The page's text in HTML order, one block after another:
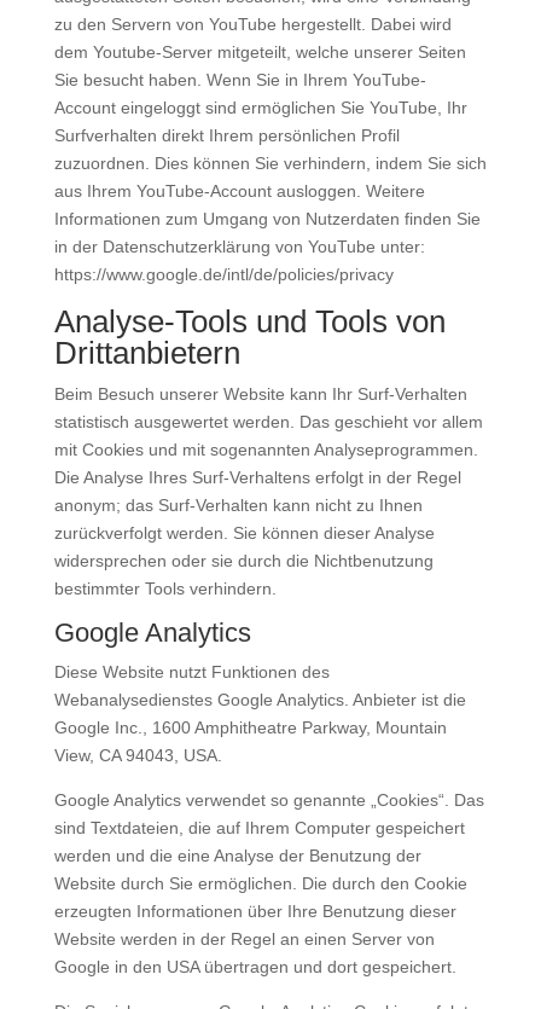
zu den Servern von YouTube hergestellt. Dabei wird
dem Youtube-Server mitgeteilt, welche unserer Seiten
Sie besucht haben. Wenn Sie in Ihrem YouTube-
Account eingeloggt sind ermöglichen Sie YouTube, Ihr
Surfverhalten direkt Ihrem persönlichen Profil
zuzuordnen. Dies können Sie verhindern, indem Sie sich
aus Ihrem YouTube-Account ausloggen. Weitere
Informationen zum Umgang von Nutzerdaten finden Sie
in der Datenschutzerklärung von YouTube unter:
https://www.google.de/intl/de/policies/privacy
Analyse-Tools und Tools von
Drittanbietern
Beim Besuch unserer Website kann Ihr Surf-Verhalten
statistisch ausgewertet werden. Das geschieht vor allem
mit Cookies und mit sogenannten Analyseprogrammen.
Die Analyse Ihres Surf-Verhaltens erfolgt in der Regel
anonym; das Surf-Verhalten kann nicht zu Ihnen
zurückverfolgt werden. Sie können dieser Analyse
widersprechen oder sie durch die Nichtbenutzung
bestimmter Tools verhindern.
Google Analytics
Diese Website nutzt Funktionen des
Webanalysedienstes Google Analytics. Anbieter ist die
Google Inc., 1600 Amphitheatre Parkway, Mountain
View, CA 94043, USA.
Google Analytics verwendet so genannte „Cookies“. Das
sind Textdateien, die auf Ihrem Computer gespeichert
werden und die eine Analyse der Benutzung der
Website durch Sie ermöglichen. Die durch den Cookie
erzeugten Informationen über Ihre Benutzung dieser
Website werden in der Regel an einen Server von
Google in den USA übertragen und dort gespeichert.